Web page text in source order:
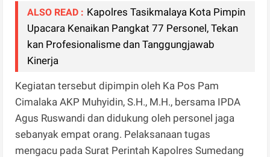
ALSO READ : Kapolres Tasikmalaya Kota Pimpin
Upacara Kenaikan Pangkat 77 Personel, Tekan
kan Profesionalisme dan Tanggungjawab
Kinerja
Kegiatan tersebut dipimpin oleh Ka Pos Pam
Cimalaka AKP Muhyidin, S.H., M.H., bersama IPDA
Agus Ruswandi dan didukung oleh personel jaga
sebanyak empat orang. Pelaksanaan tugas
mengacu pada Surat Perintah Kapolres Sumedang